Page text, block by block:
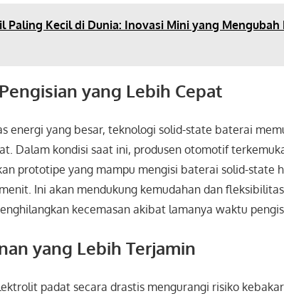
Paling Kecil di Dunia: Inovasi Mini yang Mengubah
yang Lebih Cepat
energi yang besar, teknologi solid-state baterai
Dalam kondisi saat ini, produsen otomotif
prototipe yang mampu mengisi baterai solid-state
Ini akan mendukung kemudahan dan
kecemasan akibat lamanya waktu
yang Lebih Terjamin
padat secara drastis mengurangi risiko